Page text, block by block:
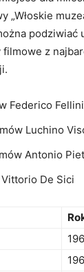
​„Włoskie⁤
podziwiać
filmowe⁣ z
Federico
Luchino
Antonio
De Sici